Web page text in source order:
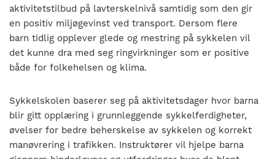
aktivitetstilbud på lavterskelnivå samtidig som den gir
en positiv miljøgevinst ved transport. Dersom flere
barn tidlig opplever glede og mestring på sykkelen vil
det kunne dra med seg ringvirkninger som er positive
både for folkehelsen og klima.
Sykkelskolen baserer seg på aktivitetsdager hvor barna
blir gitt opplæring i grunnleggende sykkelferdigheter,
øvelser for bedre beherskelse av sykkelen og korrekt
manøvrering i trafikken. Instruktører vil hjelpe barna